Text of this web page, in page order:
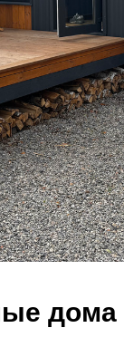
дома